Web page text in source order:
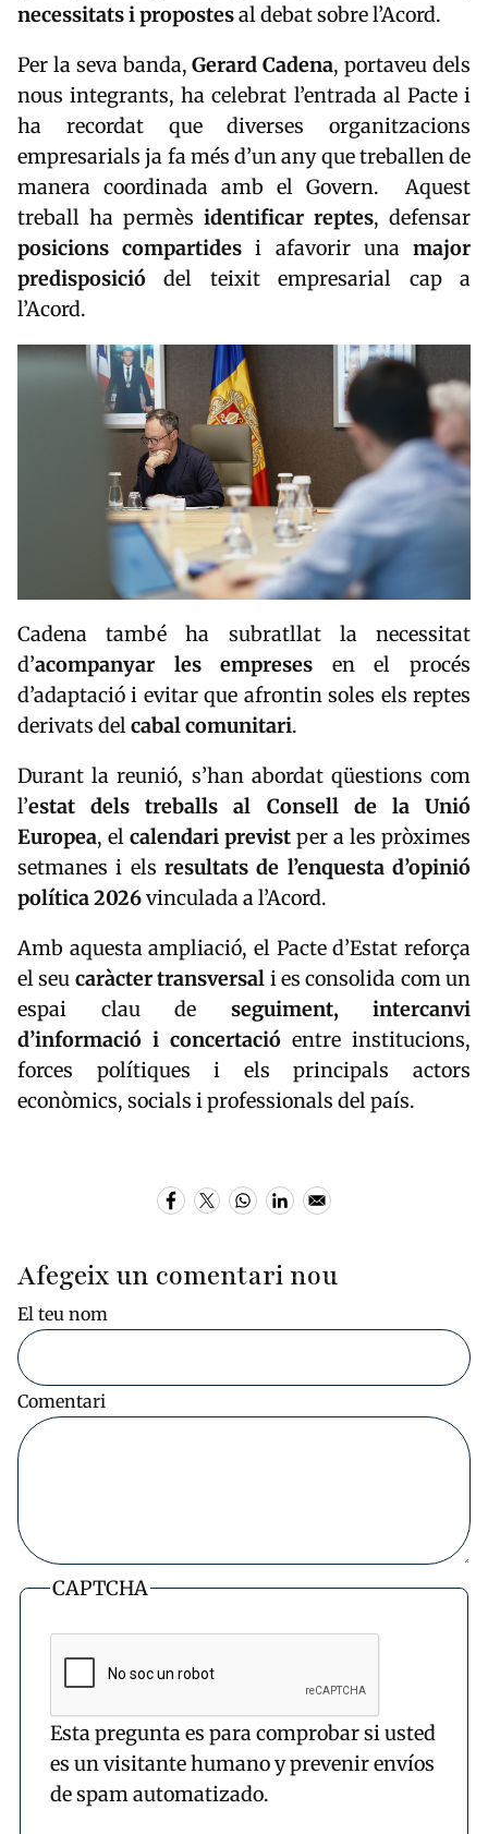
necessitats i propostesal debat sobre l’Acord.
Per la seva banda,Gerard Cadena, portaveu dels
nous integrants, ha celebrat l’entrada al Pacte i
ha recordat que diverses organitzacions
empresarials ja fa més d’un any que treballen de
manera coordinada amb el Govern. Aquest
treball ha permès identificar reptes, defensar
posicions compartides i afavorir unamajor
predisposició del teixit empresarial cap a
l’Acord.
Cadena també ha subratllat la necessitat
d’acompanyar les empreses en el procés
d’adaptació i evitar que afrontin soles els reptes
derivats delcabal comunitari.
Durant la reunió, s’han abordat qüestions com
l’estat dels treballs al Consell de la Unió
Europea, el calendari previst per a les pròximes
setmanes i els resultats de l’enquesta d’opinió
política 2026vinculada a l’Acord.
Amb aquesta ampliació, el Pacte d’Estat reforça
el seu caràcter transversal i es consolida com un
espai clau de seguiment, intercanvi
d’informació i concertació entre institucions,
forces polítiques i els principals actors
econòmics, socials i professionals del país.
Afegeix un comentari nou
El teu nom
Comentari
CAPTCHA
Esta pregunta es para comprobar si usted
es un visitante humano y prevenir envíos
de spam automatizado.